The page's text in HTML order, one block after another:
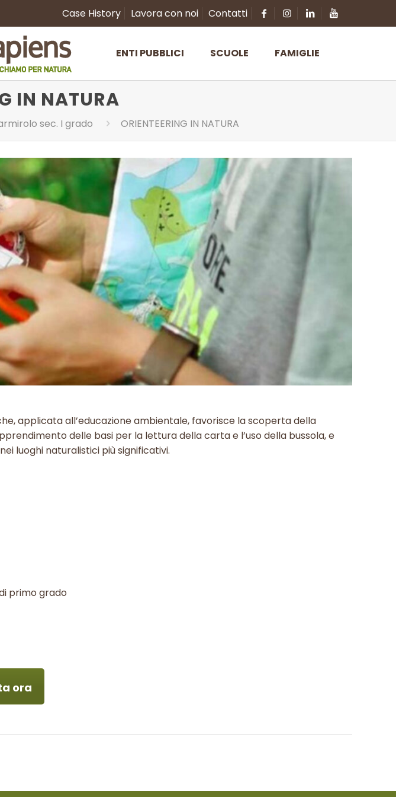
Case History Lavora con noi Contatti
ENTI PUBBLICI SCUOLE FAMIGLIE
IN NATURA
sec. I grado ORIENTEERING IN NATURA
applicata all’educazione ambientale, favorisce la scoperta della
delle basi per la lettura della carta e l’uso della bussola, e
luoghi naturalistici più significativi.
primo grado
ora